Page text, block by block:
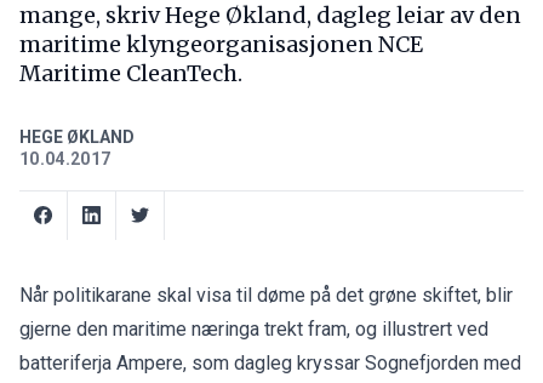
mange, skriv Hege Økland, dagleg leiar av den
maritime klyngeorganisasjonen NCE
Maritime CleanTech.
HEGE ØKLAND
10.04.2017
Når politikarane skal visa til døme på det grøne skiftet, blir
gjerne den maritime næringa trekt fram, og illustrert ved
batteriferja Ampere, som dagleg kryssar Sognefjorden med